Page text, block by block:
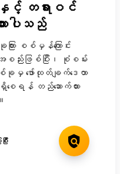
နှင့် တရားဝင်
ပါသည်
ား စစ်မှန်ကြောင်း
ည်းဖြစ်ပြီး၊ စုံစမ်း
စ်ခုမှ ဖော်ထုတ်ချက်ဒေတာ
ေရန် တည်ဆောက်ထား
း